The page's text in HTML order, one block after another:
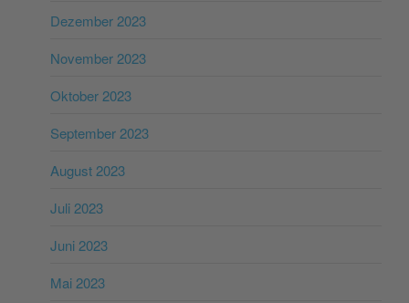
Dezember 2023
November 2023
Oktober 2023
September 2023
August 2023
Juli 2023
Juni 2023
Mai 2023